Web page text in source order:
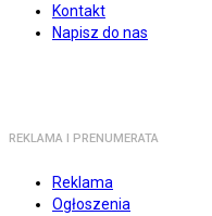
Kontakt
Napisz do nas
REKLAMA I PRENUMERATA
Reklama
Ogłoszenia